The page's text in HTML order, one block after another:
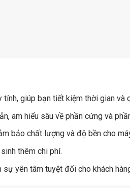
giúp bạn tiết kiệm thời gian và
am hiểu sâu về phần cứng và
bảo chất lượng và độ bền cho
thêm chi phí.
yên tâm tuyệt đối cho khách